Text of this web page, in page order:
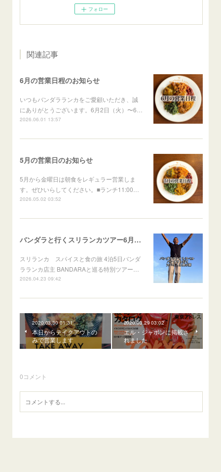
フォロー
関連記事
6月の営業日程のお知らせ
いつもバンダラランカをご愛顧いただき、誠
にありがとうございます。6月2日（火）〜6…
2026.06.01 13:57
5月の営業日のお知らせ
5月から金曜日は朝食をレギュラー営業しま
す。ぜひいらしてください。■ランチ11:00…
2026.05.02 03:52
バンダラと行くスリランカツアー6月出発
スリランカ スパイスと食の旅 4泊5日バンダ
ラランカ店主 BANDARAと巡る特別ツアー…
2026.04.23 09:42
2020.03.30 01:31
本日からテイクアウトの
みで営業します
2020.03.29 03:02
エル・ジャポンに掲載さ
れました
0コメント